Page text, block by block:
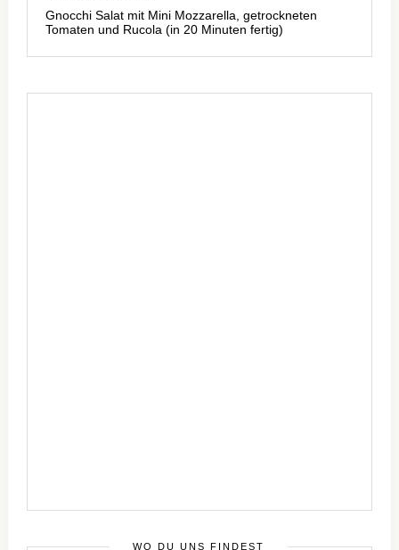
Gnocchi Salat mit Mini Mozzarella, getrockneten
Tomaten und Rucola (in 20 Minuten fertig)
WO DU UNS FINDEST